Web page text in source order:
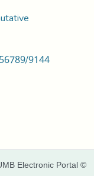
9144
Electronic Portal ©